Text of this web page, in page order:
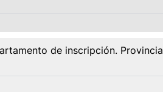
de inscripción. Provincia